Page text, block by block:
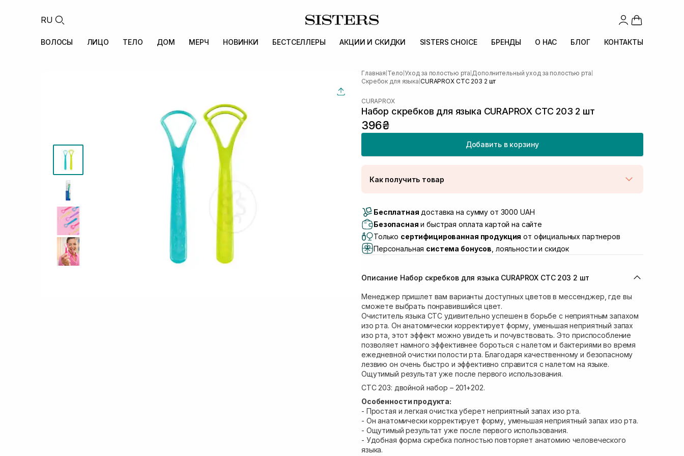
RU
ВОЛОСЫ ЛИЦО ТЕЛО ДОМ МЕРЧ НОВИНКИ БЕСТСЕЛЛЕРЫ АКЦИИ И СКИДКИ SISTERS CHOICE БРЕНДЫ О НАС БЛОГ КОНТАКТЫ
Главная Тело Уход за полостью рта Дополнительный уход за полостью рта
Скребок для языка CURAPROX CTC 203 2 шт
CURAPROX
Набор скребков для языка CURAPROX CTC 203 2 шт
396₴
Добавить в корзину
Как получить товар
Самовывоз г. Луцк, Винниченка 4
Самовывоз г. Львов, ул. Академика Подстригача, 1В (Duck's
Самовывоз Львов (Ивана Франко 36) В наличии
Самовывоз г. Львов ул. Степана Бандеры 43 В наличии
Самовывоз г. Ровно, ул. Кулика и Гудачека 23 (ТЦ Экватор) В наличии
Бесплатная доставка на сумму от 3000 UAH
Безопасная и быстрая оплата картой на сайте
Только сертифицированная продукция от официальных партнеров
Персональная система бонусов , лояльности и скидок
Описание Набор скребков для языка CURAPROX CTC 203 2 шт
Менеджер пришлет вам варианты доступных цветов в мессенджер, где вы
сможете выбрать понравившийся цвет.
Очиститель языка CTC удивительно успешен в борьбе с неприятным запахом
изо рта. Он анатомически корректирует форму, уменьшая неприятный запах
изо рта, этот эффект можно увидеть и почувствовать. Это приспособление
позволяет намного эффективнее бороться с налетом и бактериями во время
ежедневной очистки полости рта. Благодаря качественному и безопасному
лезвию он очень быстро и эффективно справится с налетом на языке.
Ощутимый результат уже после первого использования.
CTC 203: двойной набор – 201+202.
Особенности продукта:
- Простая и легкая очистка уберет неприятный запах изо рта.
- Он анатомически корректирует форму, уменьшая неприятный запах изо рта.
- Ощутимый результат уже после первого использования.
- Удобная форма скребка полностью повторяет анатомию человеческого
языка.